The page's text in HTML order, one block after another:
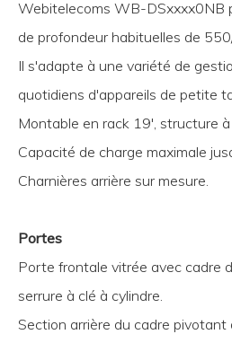
Webitelecoms WB-DSxxxx0NB
de profondeur habituelles de
Il s'adapte à une variété de
quotidiens d'appareils de petite
Montable en rack 19', structure
Capacité de charge maximale
Charnières arrière sur mesure.
Portes
Porte frontale vitrée avec cadre
serrure à clé à cylindre.
Section arrière du cadre